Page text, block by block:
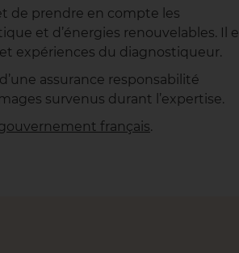
de prendre en compte les
et d’énergies renouvelables. Il
expériences du diagnostiqueur.
assurance responsabilité
survenus durant l’expertise.
français.